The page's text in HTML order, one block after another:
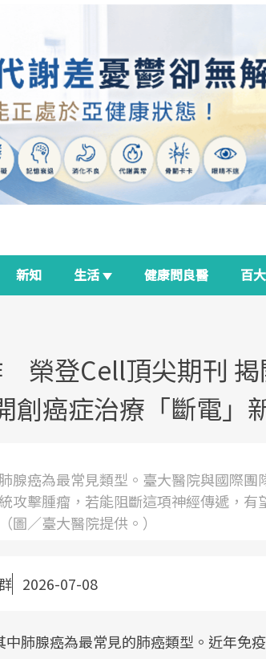
新知 生活 健康問良醫 百
榮登Cell頂尖期刊 揭
創癌症治療「斷電」
腺癌為最常見類型。臺大醫院與國際團
攻擊腫瘤，若能阻斷這項神經傳遞，有
／臺大醫院提供。）
2026-07-08
肺腺癌為最常見的肺癌類型。近年免
面對超高齡社會的浪潮，
邁向「健康照護」的新時
狀況、啟動健康管理的重
2025年，就到良醫生活祭
健康新生活」，從講座、
良醫健康網從「換季的身
發，透過醫學觀點與日常